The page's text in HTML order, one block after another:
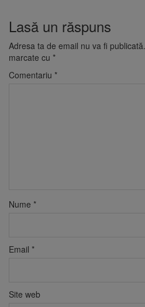
Lasă un răspuns
Adresa ta de email nu va fi publicată.
marcate cu *
Comentariu *
Nume *
Email *
Site web